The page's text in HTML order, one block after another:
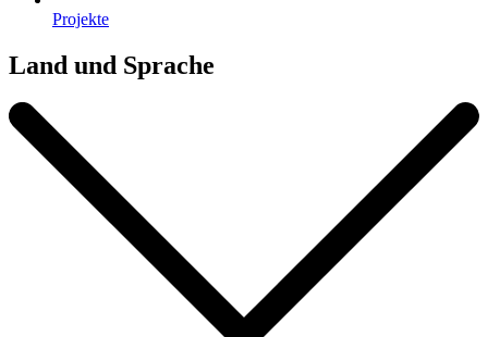
Projekte
Land und Sprache